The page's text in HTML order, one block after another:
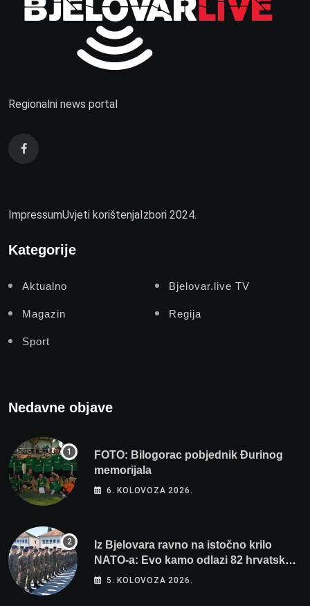
Regionalni news portal
ImpressumUvjeti korištenjaIzbori 2024.
Kategorije
Aktualno Bjelovar.live TV
Magazin Regija
Sport
Nedavne objave
FOTO: Bilogorac pobjednik Đurinog
memorijala
6. KOLOVOZA 2026.
Iz Bjelovara ravno na istočno krilo
NATO-a: Evo kamo odlazi 82 hrvatska
vojnika i 6 vojnikinja
5. KOLOVOZA 2026.